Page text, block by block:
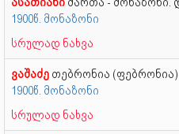
1900წ. მონაზონი
სრულად ნახვა
ვაშაძე თებრონია (ფებრონია)
1900წ. მონაზონი
სრულად ნახვა